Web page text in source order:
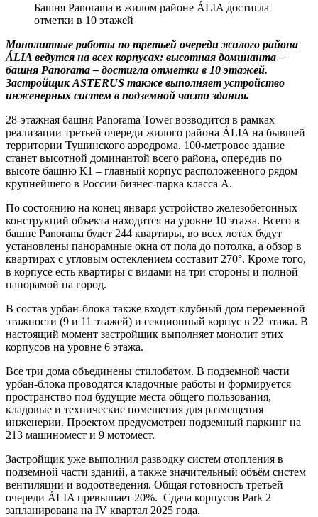
Башня Panorama в жилом районе ÁLIA достигла
отметки в 10 этажей
Монолитные работы по третьей очереди жилого района
ÁLIA ведутся на всех корпусах: высотная доминанта –
башня Panorama – достигла отметки в 10 этажей.
Застройщик ASTERUS также выполняет устройство
инженерных систем в подземной части здания.
28-этажная башня Panorama Tower возводится в рамках
реализации третьей очереди жилого района ÁLIA на бывшей
территории Тушинского аэродрома. 100-метровое здание
станет высотной доминантой всего района, опередив по
высоте башню К1 – главный корпус расположенного рядом
крупнейшего в России бизнес-парка класса А.
По состоянию на конец января устройство железобетонных
конструкций объекта находится на уровне 10 этажа. Всего в
башне Panorama будет 244 квартиры, во всех лотах будут
установлены панорамные окна от пола до потолка, а обзор в
квартирах с угловым остеклением составит 270°. Кроме того,
в корпусе есть квартиры с видами на три стороны и полной
панорамой на город.
В состав урбан-блока также входят клубный дом переменной
этажности (9 и 11 этажей) и секционный корпус в 22 этажа. В
настоящий момент застройщик выполняет монолит этих
корпусов на уровне 6 этажа.
Все три дома объединены стилобатом. В подземной части
урбан-блока проводятся кладочные работы и формируется
пространство под будущие места общего пользования,
кладовые и технические помещения для размещения
инженерии. Проектом предусмотрен подземный паркинг на
213 машиномест и 9 мотомест.
Застройщик уже выполнил разводку систем отопления в
подземной части зданий, а также значительный объём систем
вентиляции и водоотведения. Общая готовность третьей
очереди ÁLIA превышает 20%. Сдача корпусов Park 2
запланирована на IV квартал 2025 года.